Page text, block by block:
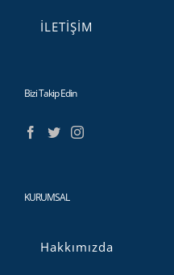
İLETİŞİM
Bizi Takip Edin
KURUMSAL
Hakkımızda